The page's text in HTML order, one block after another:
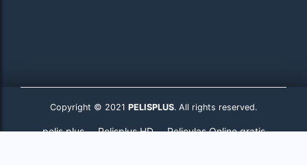
Copyright © 2021 PELISPLUS. All rights reserved.
pelis plus Pelisplus HD
Peliculas Online gratis